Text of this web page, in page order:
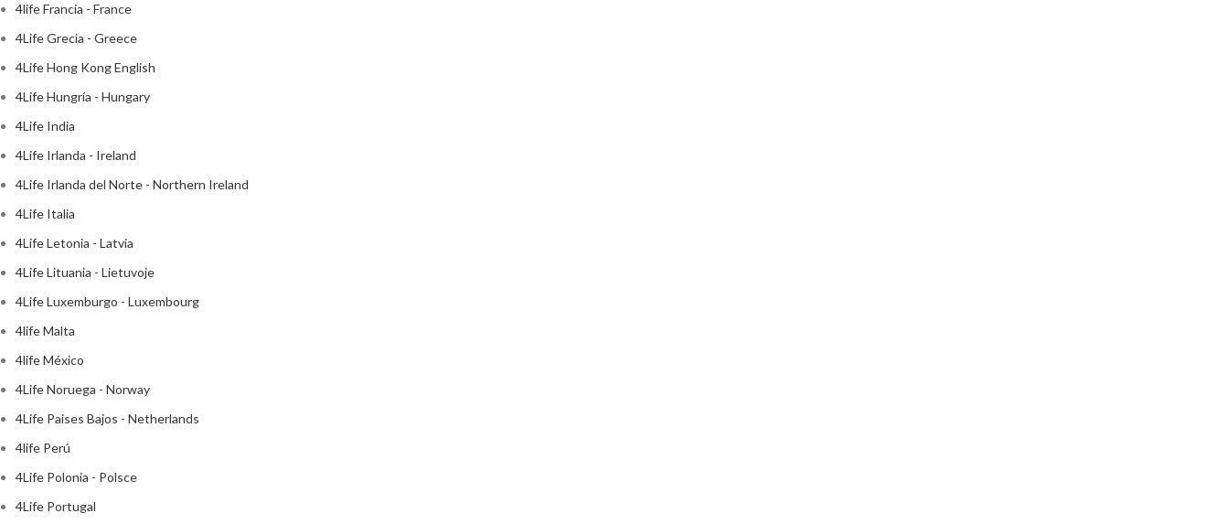
4life Francia - France
4Life Grecia - Greece
4Life Hong Kong English
4Life Hungría - Hungary
4Life India
4Life Irlanda - Ireland
4Life Irlanda del Norte - Northern Ireland
4Life Italia
4Life Letonia - Latvia
4Life Lituania - Lietuvoje
4Life Luxemburgo - Luxembourg
4life Malta
4life México
4Life Noruega - Norway
4Life Paises Bajos - Netherlands
4life Perú
4Life Polonia - Polsce
4Life Portugal